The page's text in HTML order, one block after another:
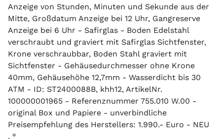
Anzeige von Stunden, Minuten und Sekunde aus der
Mitte, Großdatum Anzeige bei 12 Uhr, Gangreserve
Anzeige bei 6 Uhr - Safirglas - Boden Edelstahl
verschraubt und graviert mit Safirglas Sichtfenster,
Krone verschraubbar, Boden Stahl graviert mit
Sichtfenster - Gehäusedurchmesser ohne Krone
40mm, Gehäusehöhe 12,7mm - Wasserdicht bis 30
ATM - ID: ST2400088B, khh12, ArtikelNr.
100000001965 - Referenznummer 755.010 W.00 -
original Box und Papiere - unverbindliche
Preisempfehlung des Herstellers: 1.990.- Euro - NEU
, °